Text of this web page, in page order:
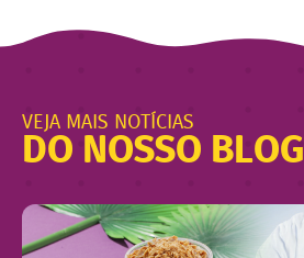
VEJA MAIS NOTÍCIAS
DO NOSSO BLOG